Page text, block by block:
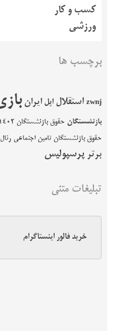
کسب و کار
ورزشی
برچسب ها
zwnj استقلال اپل ایران
بازنشستگان حقوق بازنشستگان 1402
حقوق بازنشستگان تامین اجتماعی
برتر پرسپولیس
تبلیغات متنی
خرید فالور اینستاگرام